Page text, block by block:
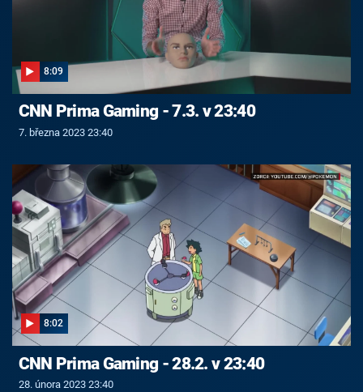
8:09
CNN Prima Gaming - 7.3. v 23:40
7. března 2023 23:40
8:02
CNN Prima Gaming - 28.2. v 23:40
28. února 2023 23:40